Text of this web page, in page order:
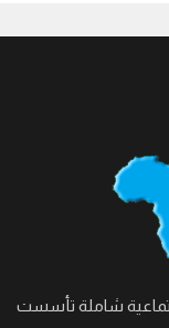
شاملة تأسست